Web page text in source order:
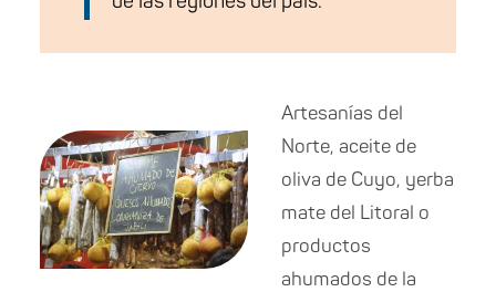
Artesanías del
Norte, aceite de
oliva de Cuyo, yerba
mate del Litoral o
productos
ahumados de la